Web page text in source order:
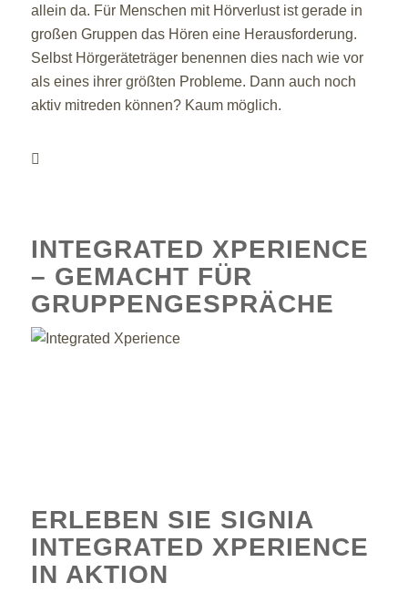
allein da. Für Menschen mit Hörverlust ist gerade in
großen Gruppen das Hören eine Herausforderung.
Selbst Hörgeräteträger benennen dies nach wie vor
als eines ihrer größten Probleme. Dann auch noch
aktiv mitreden können? Kaum möglich.
INTEGRATED XPERIENCE
– GEMACHT FÜR
GRUPPENGESPRÄCHE
ERLEBEN SIE SIGNIA
INTEGRATED XPERIENCE
IN AKTION